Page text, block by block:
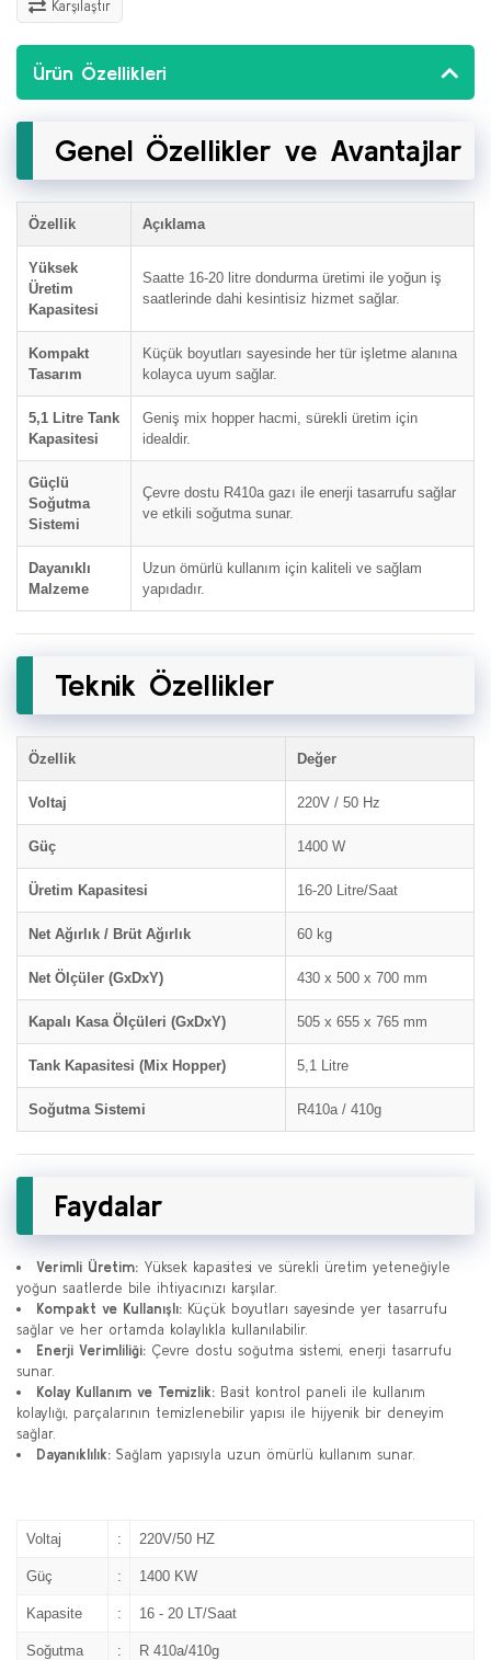
Karşılaştır
Ürün Özellikleri
Genel Özellikler ve Avantajlar
Özellik Açıklama
Yüksek
Üretim
Kapasitesi
Saatte 16-20 litre dondurma üretimi ile yoğun iş
saatlerinde dahi kesintisiz hizmet sağlar.
Kompakt
Tasarım
Küçük boyutları sayesinde her tür işletme alanına
kolayca uyum sağlar.
5,1 Litre Tank
Kapasitesi
Geniş mix hopper hacmi, sürekli üretim için
idealdir.
Güçlü
Soğutma
Sistemi
Çevre dostu R410a gazı ile enerji tasarrufu sağlar
ve etkili soğutma sunar.
Dayanıklı
Malzeme
Uzun ömürlü kullanım için kaliteli ve sağlam
yapıdadır.
Teknik Özellikler
Özellik Değer
Voltaj 220V / 50 Hz
Güç 1400 W
Üretim Kapasitesi 16-20 Litre/Saat
Net Ağırlık / Brüt Ağırlık 60 kg
Net Ölçüler (GxDxY) 430 x 500 x 700 mm
Kapalı Kasa Ölçüleri (GxDxY) 505 x 655 x 765 mm
Tank Kapasitesi (Mix Hopper) 5,1 Litre
Soğutma Sistemi R410a / 410g
Faydalar
Verimli Üretim: Yüksek kapasitesi ve sürekli üretim yeteneğiyle
yoğun saatlerde bile ihtiyacınızı karşılar.
Kompakt ve Kullanışlı: Küçük boyutları sayesinde yer tasarrufu
sağlar ve her ortamda kolaylıkla kullanılabilir.
Enerji Verimliliği: Çevre dostu soğutma sistemi, enerji tasarrufu
sunar.
Kolay Kullanım ve Temizlik: Basit kontrol paneli ile kullanım
kolaylığı, parçalarının temizlenebilir yapısı ile hijyenik bir deneyim
sağlar.
Dayanıklılık: Sağlam yapısıyla uzun ömürlü kullanım sunar.
Voltaj : 220V/50 HZ
Güç : 1400 KW
Kapasite : 16 - 20 LT/Saat
Soğutma
: R 410a/410g